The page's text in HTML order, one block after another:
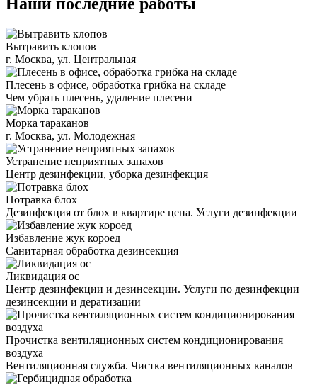
Наши последние работы
Вытравить клопов
г. Москва, ул. Центральная
Плесень в офисе, обработка грибка на складе
Чем убрать плесень, удаление плесени
Морка тараканов
г. Москва, ул. Молодежная
Устранение неприятных запахов
Центр дезинфекции, уборка дезинфекция
Потравка блох
Дезинфекция от блох в квартире цена. Услуги дезинфекции
Избавление жук короед
Санитарная обработка дезинсекция
Ликвидация ос
Центр дезинфекции и дезинсекции. Услуги по дезинфекции
дезинсекции и дератизации
Прочистка вентиляционных систем кондиционирования
воздуха
Вентиляционная служба. Чистка вентиляционных каналов